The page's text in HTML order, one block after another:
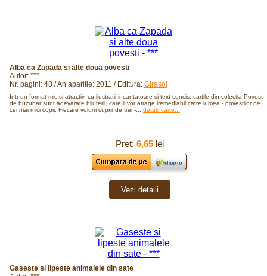
Alba ca Zapada si alte doua povesti
Autor: ***
Nr. pagini: 48 / An aparitie: 2011 / Editura: Girasol
Intr-un format mic si atractiv, cu ilustratii incantatoare si text concis, cartile din colectia Povesti
de buzunar sunt adevarate bijuterii, care ii vor atrage iremediabil catre lumea - povestilor pe
cei mai mici copii. Fiecare volum cuprinde trei -... detalii carte...
Pret: 6,65lei
Vezi detalii
Gaseste si lipeste animalele din sate